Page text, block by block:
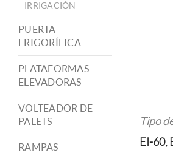
IRRIGACIÓN
PUERTA
FRIGORÍFICA
PLATAFORMAS
ELEVADORAS
VOLTEADOR DE
PALETS
RAMPAS
Tipo
EI-60,